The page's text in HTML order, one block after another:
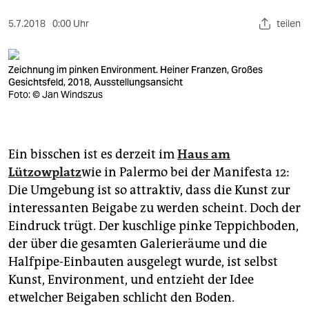
sport
berlin
wahrheit
verlag
verlag
veranstaltungen
fragen & hilfe
5.7.2018 0:00 Uhr teilen
Zeichnung im pinken Environment. Heiner Franzen, Großes
Gesichtsfeld, 2018, Ausstellungsansicht
Foto: © Jan Windszus
Ein bisschen ist es derzeit imHaus am
Lützowplatzwie in Palermo bei der Manifesta 12:
Die Umgebung ist so attraktiv, dass die Kunst zur
interessanten Beigabe zu werden scheint. Doch der
Eindruck trügt. Der kuschlige pinke Teppichboden,
der über die gesamten Galerieräume und die
Halfpipe-Einbauten ausgelegt wurde, ist selbst
Kunst, Environment, und entzieht der Idee
etwelcher Beigaben schlicht den Boden.